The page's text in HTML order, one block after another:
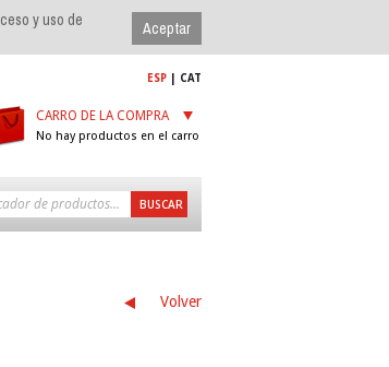
y uso de
ESP CAT
CARRO DE LA COMPRA
No hay productos en el carro
Volver